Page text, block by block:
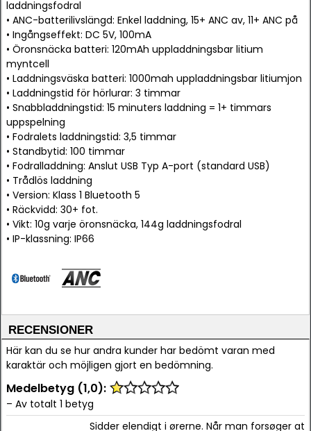
laddningsfodral
• ANC-batterilivslängd: Enkel laddning, 15+ ANC av, 11+ ANC på
• Ingångseffekt: DC 5V, 100mA
• Öronsnäcka batteri: 120mAh uppladdningsbar litium
myntcell
• Laddningsväska batteri: 1000mah uppladdningsbar litiumjon
• Laddningstid för hörlurar: 3 timmar
• Snabbladdningstid: 15 minuters laddning = 1+ timmars
uppspelning
• Fodralets laddningstid: 3,5 timmar
• Standbytid: 100 timmar
• Fodralladdning: Anslut USB Typ A-port (standard USB)
• Trådlös laddning
• Version: Klass 1 Bluetooth 5
• Räckvidd: 30+ fot.
• Vikt: 10g varje öronsnäcka, 144g laddningsfodral
• IP-klassning: IP66
RECENSIONER
Här kan du se hur andra kunder har bedömt varan med
karaktär och möjligen gjort en bedömning.
Medelbetyg (1,0):
– Av totalt 1 betyg
Sidder elendigt i ørerne. Når man forsøger at